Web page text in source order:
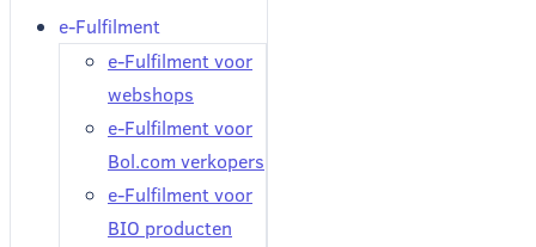
e-Fulfilment
e-Fulfilment voor
webshops
e-Fulfilment voor
Bol.com verkopers
e-Fulfilment voor
BIO producten